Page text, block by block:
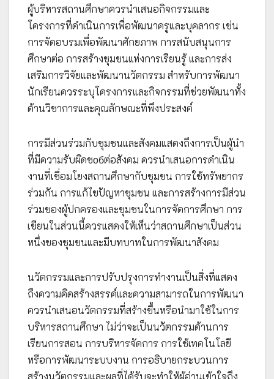
ผู้บริหารสถานศึกษาควรนำเสนอกิจกรรมและ
โครงการที่ดำเนินการเพื่อพัฒนาครูและบุคลากร เช่น
การจัดอบรมเพื่อพัฒนาศักยภาพ การสนับสนุนการ
ศึกษาต่อ การสร้างชุมชนแห่งการเรียนรู้ และการส่ง
เสริมการวิจัยและพัฒนานวัตกรรม สำหรับการพัฒนา
นักเรียนควรระบุโครงการและกิจกรรมที่ช่วยพัฒนาทั้ง
ด้านวิชาการและคุณลักษณะที่พึงประสงค์
การมีส่วนร่วมกับชุมชนและสังคมแสดงถึงการเป็นผู้นำ
ที่มีความรับผิดชобต่อสังคม ควรนำเสนอการดำเนิน
งานที่เชื่อมโยงสถานศึกษากับชุมชน การใช้ทรัพยากร
ร่วมกัน การแก้ไขปัญหาชุมชน และการสร้างการมีส่วน
ร่วมของผู้ปกครองและชุมชนในการจัดการศึกษา การ
เขียนในส่วนนี้ควรแสดงให้เห็นว่าสถานศึกษาเป็นส่วน
หนึ่งของชุมชนและมีบทบาทในการพัฒนาสังคม
นวัตกรรมและการปรับปรุงการทำงานเป็นสิ่งที่แสดง
ถึงความคิดสร้างสรรค์และความสามารถในการพัฒนา
ควรนำเสนอนวัตกรรมที่สร้างขึ้นหรือนำมาใช้ในการ
บริหารสถานศึกษา ไม่ว่าจะเป็นนวัตกรรมด้านการ
เรียนการสอน การบริหารจัดการ การใช้เทคโนโลยี
หรือการพัฒนาระบบงาน การอธิบายกระบวนการ
สร้างนวัตกรรมและผลที่ได้รับจะทำให้ผู้อ่านเข้าใจถึง